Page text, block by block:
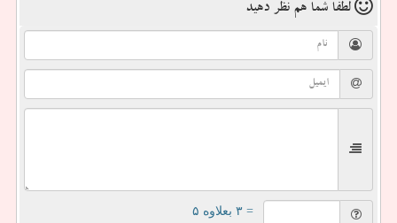
لطفا شما هم نظر دهید
= ۳ بعلاوه ۵